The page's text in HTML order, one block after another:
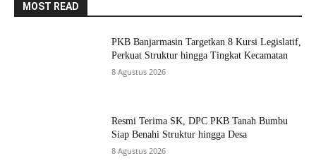
MOST READ
PKB Banjarmasin Targetkan 8 Kursi Legislatif,
Perkuat Struktur hingga Tingkat Kecamatan
8 Agustus 2026
Resmi Terima SK, DPC PKB Tanah Bumbu
Siap Benahi Struktur hingga Desa
8 Agustus 2026